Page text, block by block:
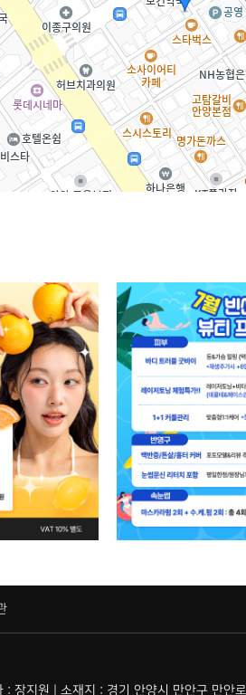
: 장지원 | 소재지 : 경기 안양시 만안구 만